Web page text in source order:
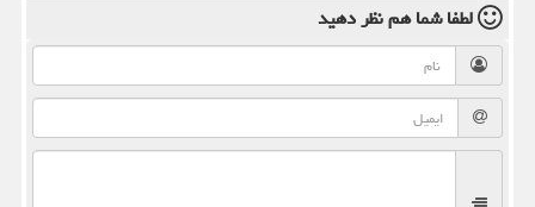
لطفا شما همنظر دهید